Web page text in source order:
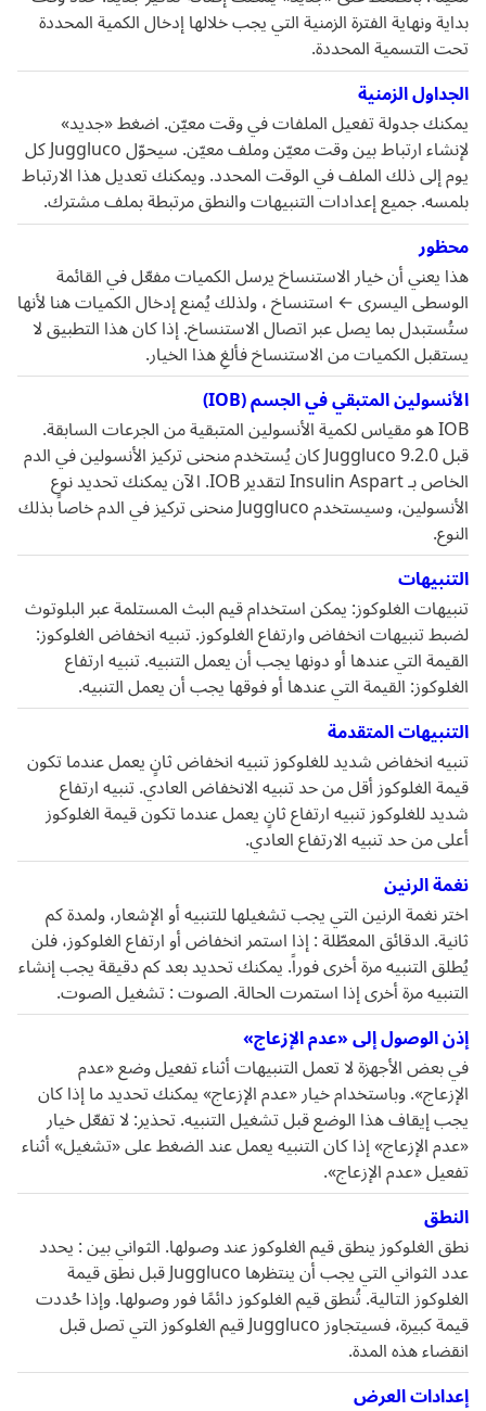
بداية ونهاية الفترة الزمنية التي يجب خلالها إدخال الكمية المحددة
تحت التسمية المحددة.
الجداول الزمنية
يمكنك جدولة تفعيل الملفات في وقت معيّن. اضغط «جديد»
لإنشاء ارتباط بين وقت معيّن وملف معيّن. سيحوّل Juggluco كل
يوم إلى ذلك الملف في الوقت المحدد. ويمكنك تعديل هذا الارتباط
بلمسه. جميع إعدادات التنبيهات والنطق مرتبطة بملف مشترك.
محظور
هذا يعني أن خيار الاستنساخ يرسل الكميات مفعّل في القائمة
الوسطى اليسرى ← استنساخ ، ولذلك يُمنع إدخال الكميات هنا لأنها
ستُستبدل بما يصل عبر اتصال الاستنساخ. إذا كان هذا التطبيق لا
يستقبل الكميات من الاستنساخ فألغِ هذا الخيار.
الأنسولين المتبقي في الجسم (IOB)
IOB هو مقياس لكمية الأنسولين المتبقية من الجرعات السابقة.
قبل Juggluco 9.2.0 كان يُستخدم منحنى تركيز الأنسولين في الدم
الخاص بـ Insulin Aspart لتقدير IOB. الآن يمكنك تحديد نوع
الأنسولين، وسيستخدم Juggluco منحنى تركيز في الدم خاصاً بذلك
النوع.
التنبيهات
تنبيهات الغلوكوز: يمكن استخدام قيم البث المستلمة عبر البلوتوث
لضبط تنبيهات انخفاض وارتفاع الغلوكوز. تنبيه انخفاض الغلوكوز:
القيمة التي عندها أو دونها يجب أن يعمل التنبيه. تنبيه ارتفاع
الغلوكوز: القيمة التي عندها أو فوقها يجب أن يعمل التنبيه.
التنبيهات المتقدمة
تنبيه انخفاض شديد للغلوكوز تنبيه انخفاض ثانٍ يعمل عندما تكون
قيمة الغلوكوز أقل من حد تنبيه الانخفاض العادي. تنبيه ارتفاع
شديد للغلوكوز تنبيه ارتفاع ثانٍ يعمل عندما تكون قيمة الغلوكوز
أعلى من حد تنبيه الارتفاع العادي.
نغمة الرنين
اختر نغمة الرنين التي يجب تشغيلها للتنبيه أو الإشعار، ولمدة كم
ثانية. الدقائق المعطّلة : إذا استمر انخفاض أو ارتفاع الغلوكوز، فلن
يُطلق التنبيه مرة أخرى فوراً. يمكنك تحديد بعد كم دقيقة يجب إنشاء
التنبيه مرة أخرى إذا استمرت الحالة. الصوت : تشغيل الصوت.
إذن الوصول إلى «عدم الإزعاج»
في بعض الأجهزة لا تعمل التنبيهات أثناء تفعيل وضع «عدم
الإزعاج». وباستخدام خيار «عدم الإزعاج» يمكنك تحديد ما إذا كان
يجب إيقاف هذا الوضع قبل تشغيل التنبيه. تحذير: لا تفعّل خيار
«عدم الإزعاج» إذا كان التنبيه يعمل عند الضغط على «تشغيل» أثناء
تفعيل «عدم الإزعاج».
النطق
نطق الغلوكوز ينطق قيم الغلوكوز عند وصولها. الثواني بين : يحدد
عدد الثواني التي يجب أن ينتظرها Juggluco قبل نطق قيمة
الغلوكوز التالية. تُنطق قيم الغلوكوز دائمًا فور وصولها. وإذا حُددت
قيمة كبيرة، فسيتجاوز Juggluco قيم الغلوكوز التي تصل قبل
انقضاء هذه المدة.
إعدادات العرض